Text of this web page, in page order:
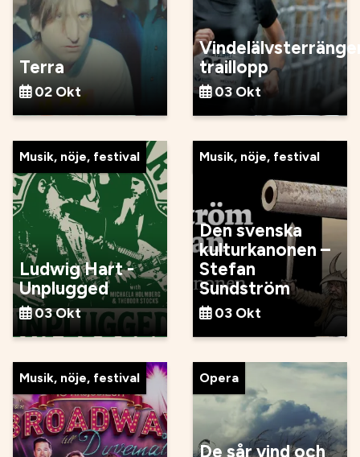
Terra
02 Okt
traillopp
03 Okt
Musik, nöje, festival
Ludwig Hart -
Unplugged
03 Okt
Musik, nöje, festival
Den svenska
kulturkanonen –
Stefan
Sundström
03 Okt
Musik, nöje, festival Opera
De sår vind och